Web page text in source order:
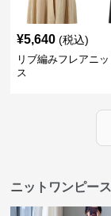
¥5,640 (税込)
リブ編みフレアニ
ス
ニットワンピー